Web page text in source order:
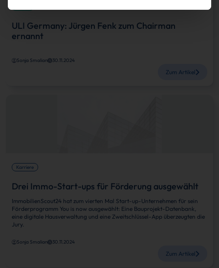
ULI Germany: Jürgen Fenk zum Chairman
ernannt
Sonja Smalian 30.11.2024
Zum Artikel
Karriere
Drei Immo-Start-ups für Förderung ausgewählt
ImmobilienScout24 hat zum vierten Mal Start-up-Unternehmen für sein
Förderprogramm You is now ausgewählt: Eine Bauprojekt-Datenbank,
eine digitale Hausverwaltung und eine Zweitschlüssel-App überzeugten die
Jury.
Sonja Smalian 30.11.2024
Zum Artikel